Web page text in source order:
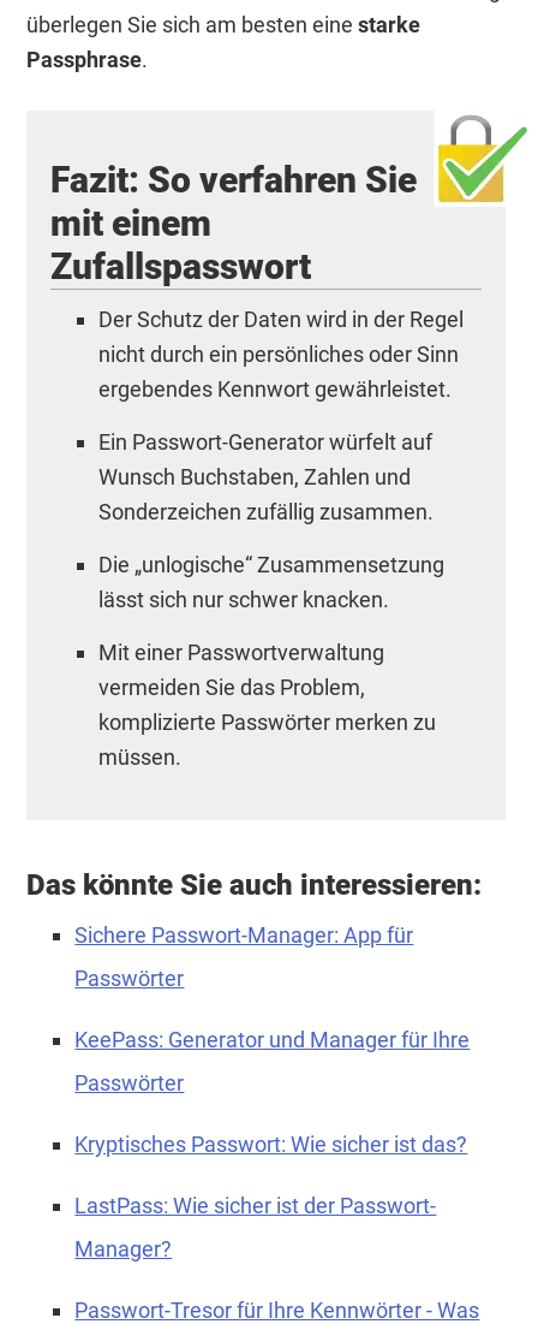
überlegen Sie sich am besten einestarke
Passphrase.
Fazit: So verfahren Sie
mit einem
Zufallspasswort
Der Schutz der Daten wird in der Regel
nicht durch ein persönliches oder Sinn
ergebendes Kennwort gewährleistet.
Ein Passwort-Generator würfelt auf
Wunsch Buchstaben, Zahlen und
Sonderzeichen zufällig zusammen.
Die „unlogische“ Zusammensetzung
lässt sich nur schwer knacken.
Mit einer Passwortverwaltung
vermeiden Sie das Problem,
komplizierte Passwörter merken zu
müssen.
Das könnte Sie auch interessieren:
Sichere Passwort-Manager: App für
Passwörter
KeePass: Generator und Manager für Ihre
Passwörter
Kryptisches Passwort: Wie sicher ist das?
LastPass: Wie sicher ist der Passwort-
Manager?
Passwort-Tresor für Ihre Kennwörter - Was